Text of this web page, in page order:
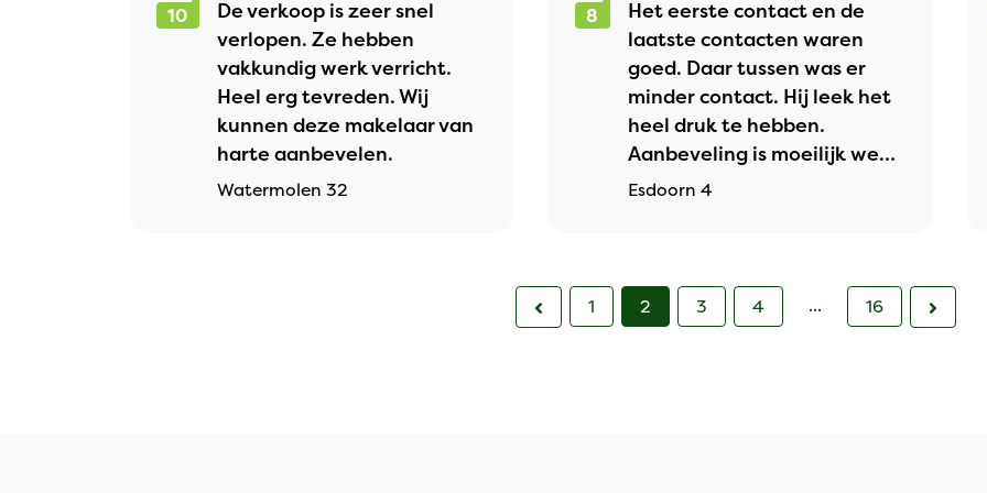
10
De verkoop is zeer snel
verlopen. Ze hebben
vakkundig werk verricht.
Heel erg tevreden. Wij
kunnen deze makelaar van
harte aanbevelen.
Watermolen 32
8
Het eerste contact en de
laatste contacten waren
goed. Daar tussen was er
minder contact. Hij leek het
heel druk te hebben.
Aanbeveling is moeilijk weer
te geven. Het zit er een
Esdoorn 4
1 2 3 4 ... 16